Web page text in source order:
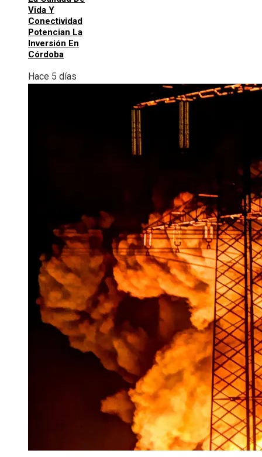
Vida Y
Conectividad
Potencian La
Inversión En
Córdoba
Hace 5 días